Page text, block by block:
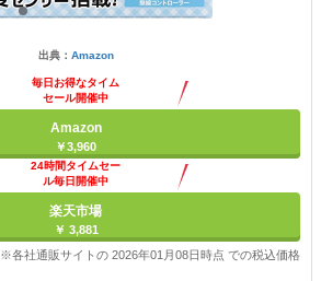
出典： Amazon
毎日お得なタイム
セール開催中
Amazon
￥3,960
24時間タイムセー
ル毎日開催中
楽天市場
￥ 3,881
※各社通販サイトの 2026年01月08日時点 での税込価格